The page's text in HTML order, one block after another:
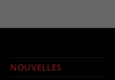
NOUVELLES